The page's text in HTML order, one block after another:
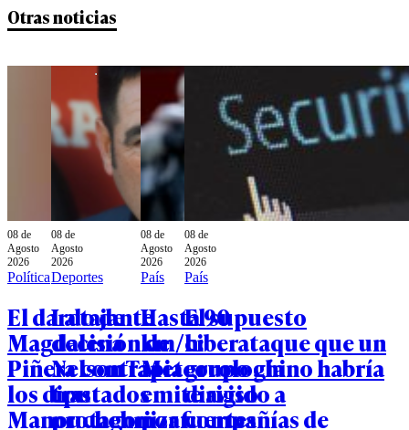
Otras noticias
08 de
Agosto
2026
Política
El dardo de
Magdalena
Piñera contra
los diputados
Manouchehri
08 de
Agosto
2026
Deportes
La tajante
decisión de
Nelson Tapia
tras
protagonizar
08 de
Agosto
2026
País
Hasta 90
km/h:
Meteorología
emite aviso
por fuertes
08 de
Agosto
2026
País
El supuesto
ciberataque que un
grupo chino habría
dirigido a
compañías de